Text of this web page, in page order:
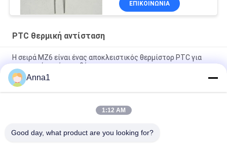
ενέργειας
ΕΠΙΚΟΙΝΩΝΊΑ
PTC θερμική αντίσταση
Η σειρά MZ6 είναι ένας αποκλειστικός θερμίστορ PTC για
προστασία από υπερθέρμανση.
Η σειρά MZ6T εφαρμόζεται για την προστασία του κινητήρα
PTC Thermistor
Η σειρά MZ32 είναι ένας θερμίστορ τύπου θετικού
Anna1
1:12 AM
Good day, what product are you looking for?